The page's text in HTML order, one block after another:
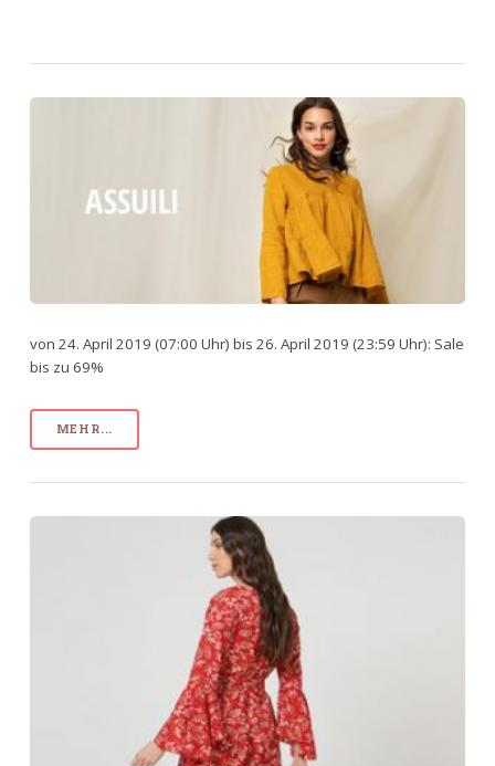
von 24. April 2019 (07:00 Uhr) bis 26. April 2019 (23:59 Uhr): Sale
bis zu 69%
MEHR...